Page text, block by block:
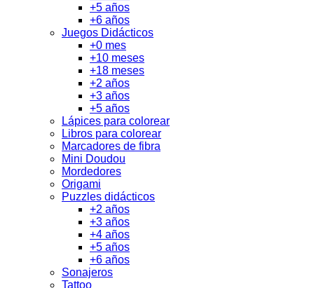
+5 años
+6 años
Juegos Didácticos
+0 mes
+10 meses
+18 meses
+2 años
+3 años
+5 años
Lápices para colorear
Libros para colorear
Marcadores de fibra
Mini Doudou
Mordedores
Origami
Puzzles didácticos
+2 años
+3 años
+4 años
+5 años
+6 años
Sonajeros
Tattoo